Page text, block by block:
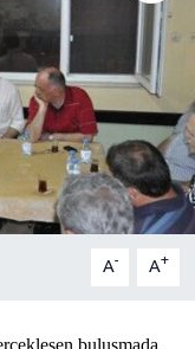
A- A+
buluşmada